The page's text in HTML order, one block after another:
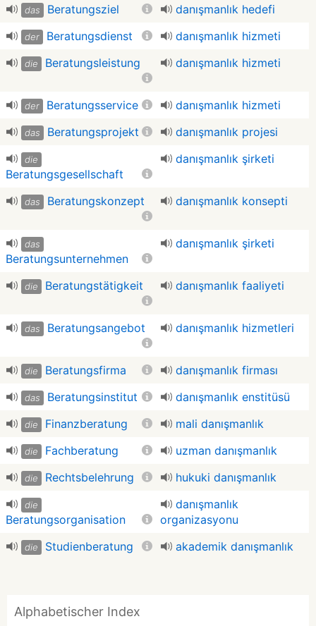
das Beratungsziel danışmanlık hedefi
der Beratungsdienst danışmanlık hizmeti
die Beratungsleistung danışmanlık hizmeti
der Beratungsservice danışmanlık hizmeti
das Beratungsprojekt danışmanlık projesi
die
Beratungsgesellschaft
danışmanlık şirketi
das Beratungskonzept danışmanlık konsepti
das
Beratungsunternehmen
danışmanlık şirketi
die Beratungstätigkeit danışmanlık faaliyeti
das Beratungsangebot danışmanlık hizmetleri
die Beratungsfirma danışmanlık firması
das Beratungsinstitut danışmanlık enstitüsü
die Finanzberatung mali danışmanlık
die Fachberatung uzman danışmanlık
die Rechtsbelehrung hukuki danışmanlık
die
Beratungsorganisation
danışmanlık
organizasyonu
die Studienberatung akademik danışmanlık
Alphabetischer Index